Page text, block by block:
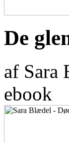
De
af Sara
ebook